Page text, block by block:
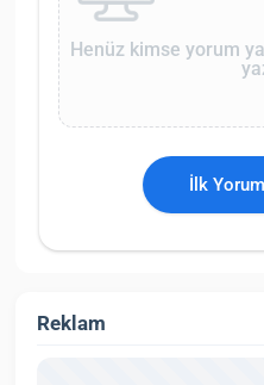
Henüz kimse yorum
İlk
Reklam